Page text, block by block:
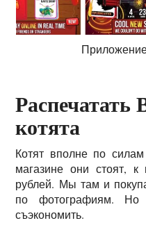
Распечатать
котята
Котят вполне по
магазине они стоят,
рублей. Мы там и
по фотографиям. Но
съэкономить.